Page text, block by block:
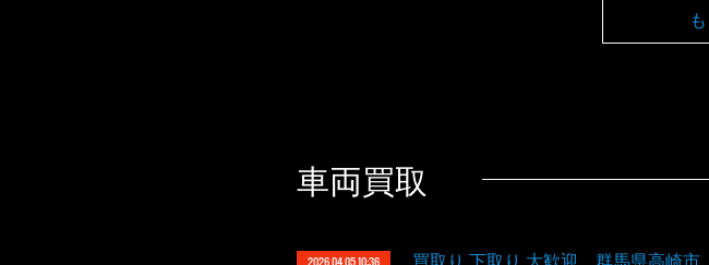
車両買取
2026.04.05 10:36